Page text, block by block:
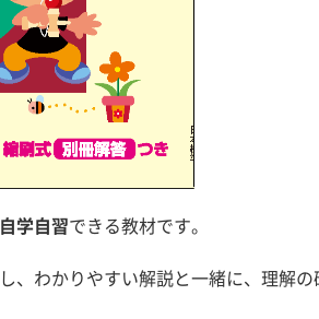
自学自習できる教材です。
し、わかりやすい解説と一緒に、理解の